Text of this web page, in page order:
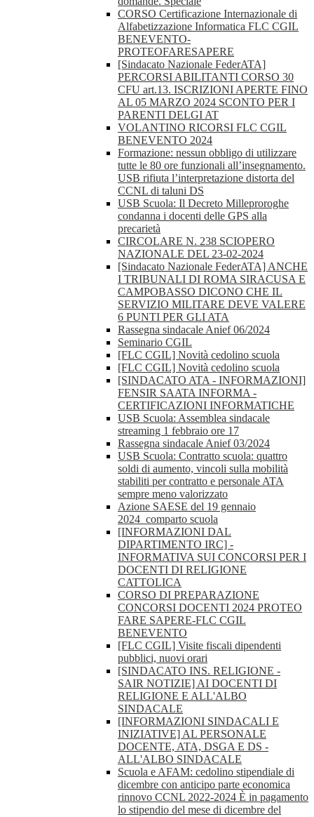
CORSO Certificazione Internazionale di
Alfabetizzazione Informatica FLC CGIL
BENEVENTO-
PROTEOFARESAPERE
[Sindacato Nazionale FederATA]
PERCORSI ABILITANTI CORSO 30
CFU art.13. ISCRIZIONI APERTE FINO
AL 05 MARZO 2024 SCONTO PER I
PARENTI DELGI AT
VOLANTINO RICORSI FLC CGIL
BENEVENTO 2024
Formazione: nessun obbligo di utilizzare
tutte le 80 ore funzionali all’insegnamento.
USB rifiuta l’interpretazione distorta del
CCNL di taluni DS
USB Scuola: Il Decreto Milleproroghe
condanna i docenti delle GPS alla
precarietà
CIRCOLARE N. 238 SCIOPERO
NAZIONALE DEL 23-02-2024
[Sindacato Nazionale FederATA] ANCHE
I TRIBUNALI DI ROMA SIRACUSA E
CAMPOBASSO DICONO CHE IL
SERVIZIO MILITARE DEVE VALERE
6 PUNTI PER GLI ATA
Rassegna sindacale Anief 06/2024
Seminario CGIL
[FLC CGIL] Novità cedolino scuola
[FLC CGIL] Novità cedolino scuola
[SINDACATO ATA - INFORMAZIONI]
FENSIR SAATA INFORMA -
CERTIFICAZIONI INFORMATICHE
USB Scuola: Assemblea sindacale
streaming 1 febbraio ore 17
Rassegna sindacale Anief 03/2024
USB Scuola: Contratto scuola: quattro
soldi di aumento, vincoli sulla mobilità
stabiliti per contratto e personale ATA
sempre meno valorizzato
Azione SAESE del 19 gennaio
2024_comparto scuola
[INFORMAZIONI DAL
DIPARTIMENTO IRC] -
INFORMATIVA SUI CONCORSI PER I
DOCENTI DI RELIGIONE
CATTOLICA
CORSO DI PREPARAZIONE
CONCORSI DOCENTI 2024 PROTEO
FARE SAPERE-FLC CGIL
BENEVENTO
[FLC CGIL] Visite fiscali dipendenti
pubblici, nuovi orari
[SINDACATO INS. RELIGIONE -
SAIR NOTIZIE] AI DOCENTI DI
RELIGIONE E ALL'ALBO
SINDACALE
[INFORMAZIONI SINDACALI E
INIZIATIVE] AL PERSONALE
DOCENTE, ATA, DSGA E DS -
ALL'ALBO SINDACALE
Scuola e AFAM: cedolino stipendiale di
dicembre con anticipo parte economica
rinnovo CCNL 2022-2024 È in pagamento
lo stipendio del mese di dicembre del